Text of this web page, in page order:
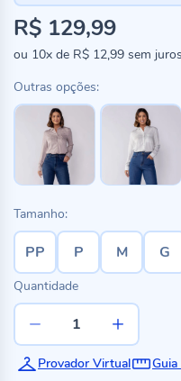
R$ 129,99
ou 10x de R$ 12,99 sem juros
Outras opções:
Tamanho:
PP P M G
Quantidade
Provador Virtual